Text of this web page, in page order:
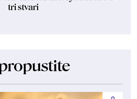
tri stvari